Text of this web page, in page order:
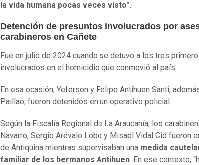
la vida humana pocas veces visto".
Detención de presuntos involucrados por
carabineros en Cañete
Fue en julio de 2024 cuando se detuvo a los tres
involucrados en el homicidio que conmovió al país.
En esa ocasión, Yeferson y Felipe Antihuen Santi,
Paillao, fueron detenidos en un operativo policial.
Según la Fiscalía Regional de La Araucanía, los
Navarro, Sergio Arévalo Lobo y Misael Vidal Cid fueron
de Antiquina mientras supervisaban una medida
familiar de los hermanos Antihuen. En ese contexto,